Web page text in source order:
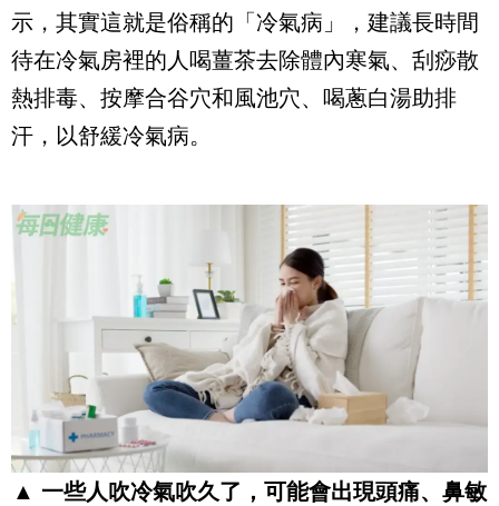
示，其實這就是俗稱的「冷氣病」，建議長時間
待在冷氣房裡的人喝薑茶去除體內寒氣、刮痧散
熱排毒、按摩合谷穴和風池穴、喝蔥白湯助排
汗，以舒緩冷氣病。
▲ 一些人吹冷氣吹久了，可能會出現頭痛、鼻敏